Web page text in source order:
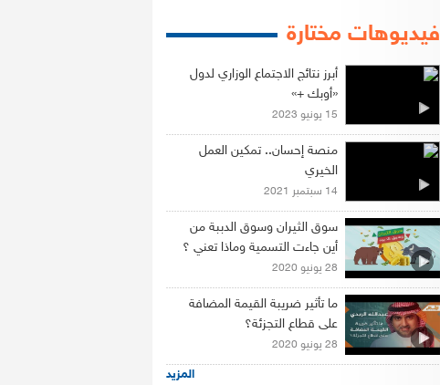
فيديوهات مختارة
أبرز نتائج الاجتماع الوزاري لدول
«أوبك +»
15 يونيو 2023
منصة إحسان.. تمكين العمل
الخيري
14 سبتمبر 2021
سوق الثيران وسوق الدببة من
أين جاءت التسمية وماذا تعني ؟
28 يونيو 2020
ما تأثير ضريبة القيمة المضافة
على قطاع التجزئة؟
28 يونيو 2020
المزيد